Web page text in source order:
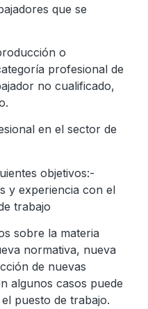
que se
o
profesional de
no cualificado,
en el sector de
objetivos:-
y experiencia con el
trabajo
sobre la materia
normativa, nueva
de nuevas
algunos casos puede
puesto de trabajo.